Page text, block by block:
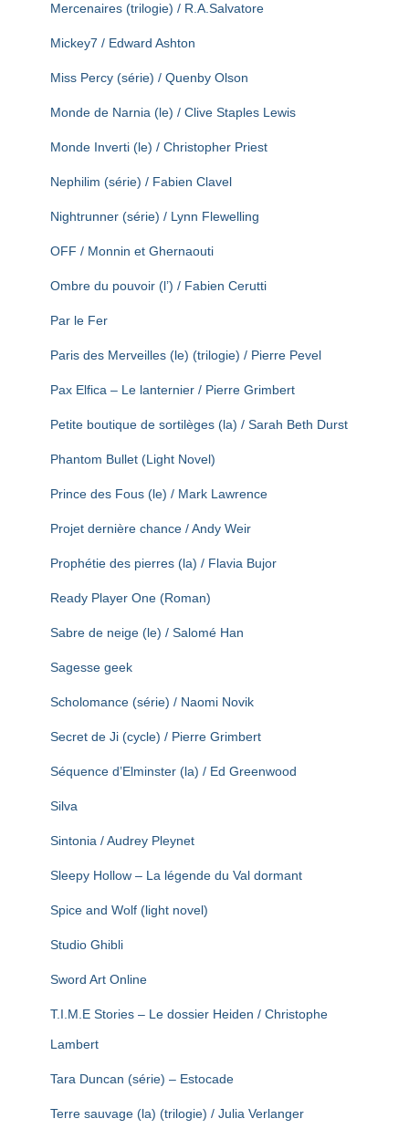
Mercenaires (trilogie) / R.A.Salvatore
Mickey7 / Edward Ashton
Miss Percy (série) / Quenby Olson
Monde de Narnia (le) / Clive Staples Lewis
Monde Inverti (le) / Christopher Priest
Nephilim (série) / Fabien Clavel
Nightrunner (série) / Lynn Flewelling
OFF / Monnin et Ghernaouti
Ombre du pouvoir (l’) / Fabien Cerutti
Par le Fer
Paris des Merveilles (le) (trilogie) / Pierre Pevel
Pax Elfica – Le lanternier / Pierre Grimbert
Petite boutique de sortilèges (la) / Sarah Beth Durst
Phantom Bullet (Light Novel)
Prince des Fous (le) / Mark Lawrence
Projet dernière chance / Andy Weir
Prophétie des pierres (la) / Flavia Bujor
Ready Player One (Roman)
Sabre de neige (le) / Salomé Han
Sagesse geek
Scholomance (série) / Naomi Novik
Secret de Ji (cycle) / Pierre Grimbert
Séquence d’Elminster (la) / Ed Greenwood
Silva
Sintonia / Audrey Pleynet
Sleepy Hollow – La légende du Val dormant
Spice and Wolf (light novel)
Studio Ghibli
Sword Art Online
T.I.M.E Stories – Le dossier Heiden / Christophe
Lambert
Tara Duncan (série) – Estocade
Terre sauvage (la) (trilogie) / Julia Verlanger